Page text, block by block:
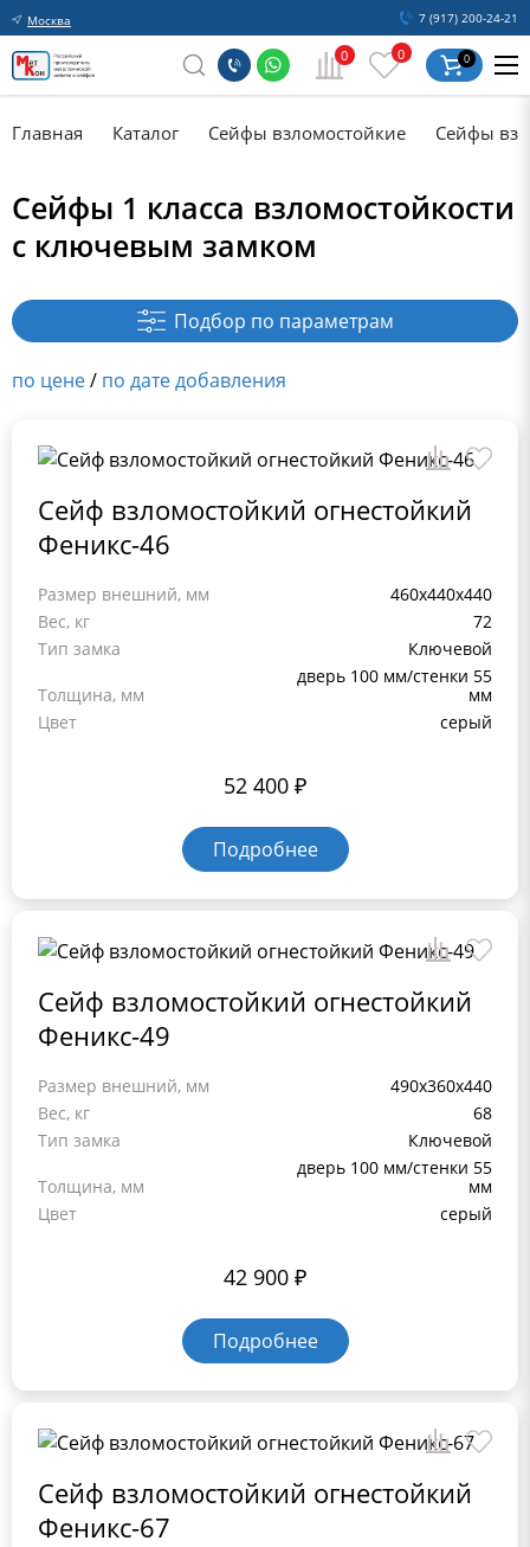
Москва 7 (917) 200-24-21
0 0 0
Главная Каталог Сейфы взломостойкие Сейфы
Сейфы 1 класса взломостойкости
с ключевым замком
Подбор по параметрам
по цене/ по дате добавления
Сейф взломостойкий огнестойкий
Феникс-46
Размер внешний, мм
460x440x440
Вес, кг
72
Тип замка
Ключевой
Толщина, мм
дверь 100 мм/стенки 55
мм
Цвет
серый
52 400 ₽
Подробнее
Сейф взломостойкий огнестойкий
Феникс-49
Размер внешний, мм
490х360х440
Вес, кг
68
Тип замка
Ключевой
Толщина, мм
дверь 100 мм/стенки 55
мм
Цвет
серый
42 900 ₽
Подробнее
Сейф взломостойкий огнестойкий
Феникс-67